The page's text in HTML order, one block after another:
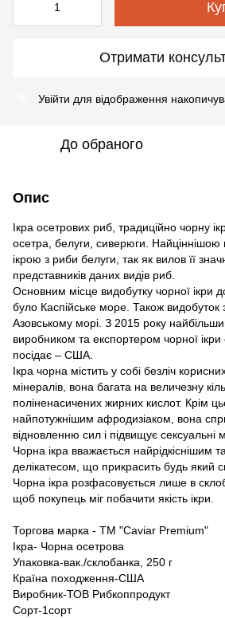
Отримати
Увійти для відображення
До обраного
Опис
Ікра осетрових риб, традиційно чорну
осетра, белуги, сиверюги. Найціннішою
ікрою з риби белуги, так як вилов її
представників даних видів риб.
Основним місце видобутку чорної ікри
було Каспійське море. Також видобуток
Азовському морі. З 2015 року
виробником та експортером чорної
посідає – США.
Ікра чорна містить у собі безліч
мінералів, вона багата на величезну
поліненасичених жирних кислот. Крім
найпотужнішим афродизіаком, вона
відновленню сил і підвищує сексуальні
Чорна ікра вважається найрідкіснішим
делікатесом, що прикрасить будь який
Чорна ікра розфасовується лише в
щоб покупець міг побачити якість ікри.
Торгова марка - ТМ "Caviar Premium"
Ікра- Чорна осетрова
Упаковка-вак./склобанка, 250 г
Країна походження-США
Виробник-ТОВ Рибкоппродукт
Сорт-1сорт